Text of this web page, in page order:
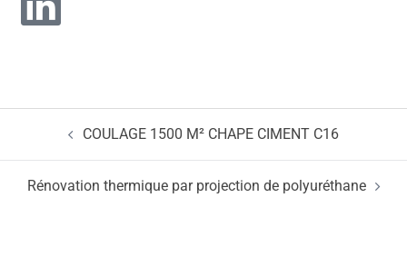
COULAGE 1500 M² CHAPE CIMENT C16
Rénovation thermique par projection de polyuréthane